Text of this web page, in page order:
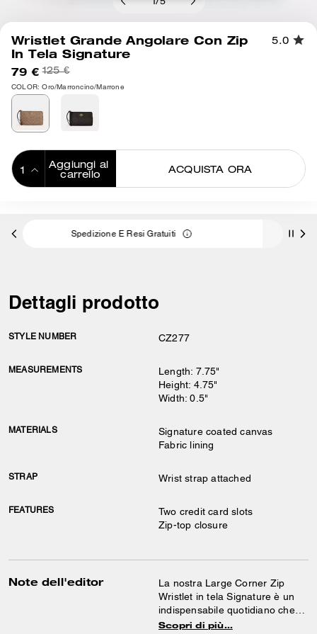
/5
Wristlet Grande Angolare Con Zip
In Tela Signature
5.0
79 € 125 €
COLOR: Oro/Marroncino/Marrone
Aggiungi al
carrello
ACQUISTA ORA
E Resi Gratuiti 3 pagamenti da 26,33 € a
Dettagli prodotto
STYLE NUMBER CZ277
MEASUREMENTS
Length: 7.75"
Height: 4.75"
Width: 0.5"
MATERIALS
Signature coated canvas
Fabric lining
STRAP Wrist strap attached
FEATURES
Two credit card slots
Zip-top closure
Note dell'editor
La nostra Large Corner Zip
Wristlet in tela Signature è un
indispensabile quotidiano che
non ti appesantisce. Realizzata
Scopri di più…